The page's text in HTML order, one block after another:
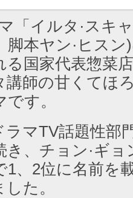
「イルタ·スキ
脚本ヤン·ヒス
る国家代表惣菜
講師の甘くてほ
す。
ラマTV話題性部
き、チョン·ギョ
1、2位に名前を
た。